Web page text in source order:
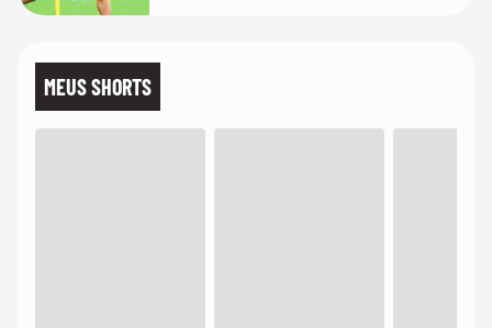
MEUS SHORTS